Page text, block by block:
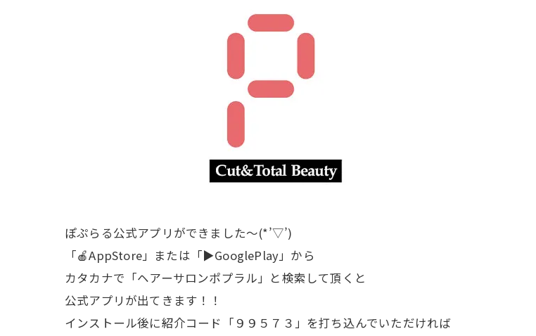
ぽぷらる公式アプリができました～(*’▽’)
「🍎AppStore」または「▶GooglePlay」から
カタカナで「ヘアーサロンポプラル」と検索して頂くと
公式アプリが出てきます！！
インストール後に紹介コード「９９５７３」を打ち込んでいただければ